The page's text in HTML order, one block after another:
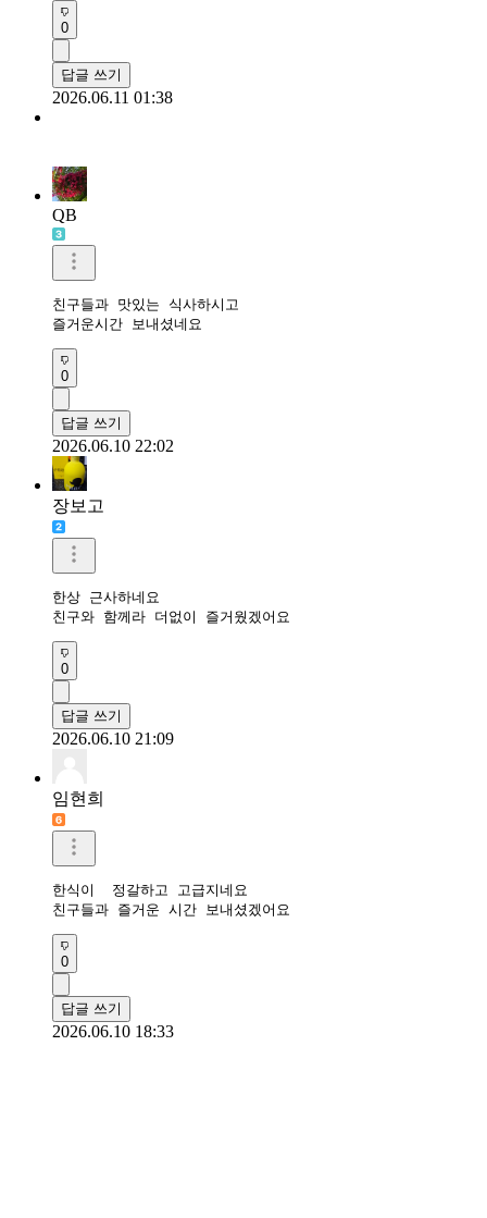
0
답글 쓰기
2026.06.11 01:38
QB
친구들과 맛있는 식사하시고
즐거운시간 보내셨네요
0
답글 쓰기
2026.06.10 22:02
장보고
한상 근사하네요
친구와 함께라 더없이 즐거웠겠어요
0
답글 쓰기
2026.06.10 21:09
임현희
한식이  정갈하고 고급지네요
친구들과 즐거운 시간 보내셨겠어요
0
답글 쓰기
2026.06.10 18:33